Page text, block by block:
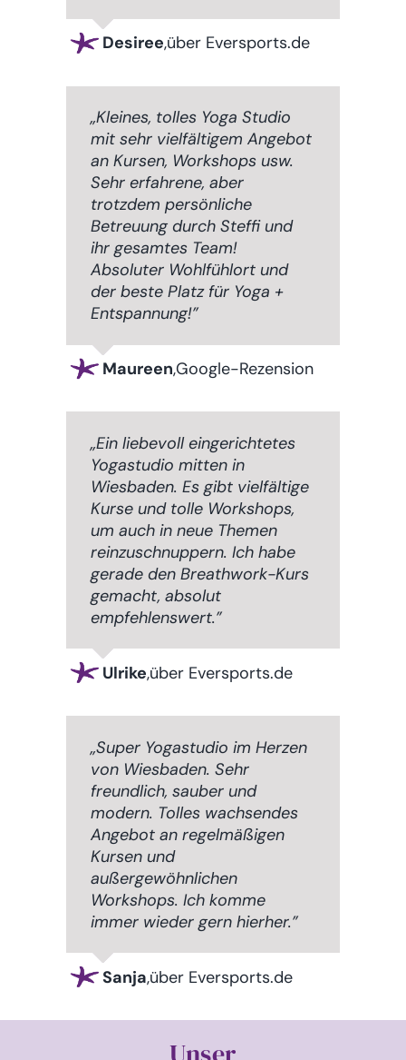
Desiree,über Eversports.de
„Kleines, tolles Yoga Studio
mit sehr vielfältigem Angebot
an Kursen, Workshops usw.
Sehr erfahrene, aber
trotzdem persönliche
Betreuung durch Steffi und
ihr gesamtes Team!
Absoluter Wohlfühlort und
der beste Platz für Yoga +
Entspannung!”
Maureen,Google-Rezension
„Ein liebevoll eingerichtetes
Yogastudio mitten in
Wiesbaden. Es gibt vielfältige
Kurse und tolle Workshops,
um auch in neue Themen
reinzuschnuppern. Ich habe
gerade den Breathwork-Kurs
gemacht, absolut
empfehlenswert.”
Ulrike,über Eversports.de
„Super Yogastudio im Herzen
von Wiesbaden. Sehr
freundlich, sauber und
modern. Tolles wachsendes
Angebot an regelmäßigen
Kursen und
außergewöhnlichen
Workshops. Ich komme
immer wieder gern hierher.”
Sanja,über Eversports.de